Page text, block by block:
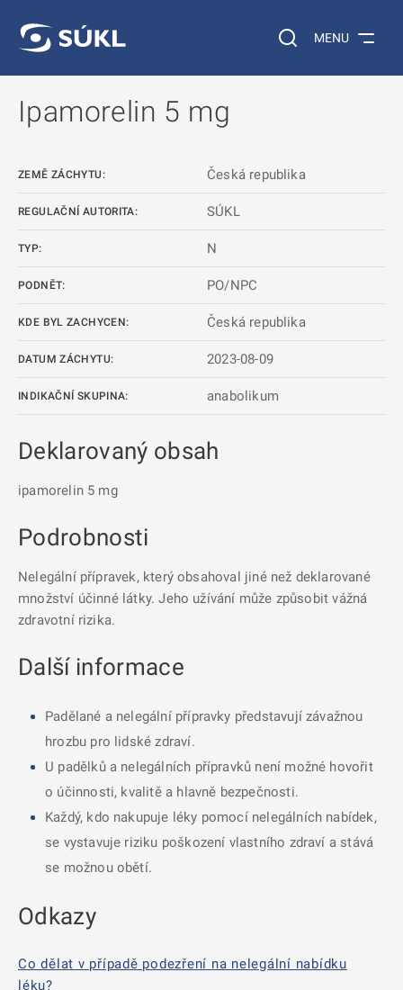
Vyhledávání na
MENU
Ipamorelin 5 mg
ZEMĚ ZÁCHYTU: Česká republika
REGULAČNÍ AUTORITA: SÚKL
TYP: N
PODNĚT: PO/NPC
KDE BYL ZACHYCEN: Česká republika
DATUM ZÁCHYTU: 2023-08-09
INDIKAČNÍ SKUPINA: anabolikum
Deklarovaný obsah
ipamorelin 5 mg
Podrobnosti
Nelegální přípravek, který obsahoval jiné než deklarované
množství účinné látky. Jeho užívání může způsobit vážná
zdravotní rizika.
Další informace
Padělané a nelegální přípravky představují závažnou
hrozbu pro lidské zdraví.
U padělků a nelegálních přípravků není možné hovořit
o účinnosti, kvalitě a hlavně bezpečnosti.
Každý, kdo nakupuje léky pomocí nelegálních nabídek,
se vystavuje riziku poškození vlastního zdraví a stává
se možnou obětí.
Odkazy
Co dělat v případě podezření na nelegální nabídku
léku?